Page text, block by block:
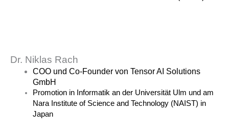
Dr. Niklas Rach
COO und Co-Founder von Tensor AI Solutions
GmbH
Promotion in Informatik an der Universität Ulm und am
Nara Institute of Science and Technology (NAIST) in
Japan